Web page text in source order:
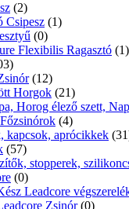
(2)
Csipesz (1)
(0)
Flexibilis Ragasztó (1)
(12)
Horgok (21)
Horog élező szett,
(4)
kapcsok, aprócikkek
(57)
stopperek,
(0)
Leadcore
Zsinór (0)